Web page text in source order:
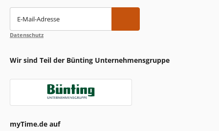
E-Mail-Adresse
Datenschutz
Wir sind Teil der Bünting Unternehmensgruppe
myTime.de auf